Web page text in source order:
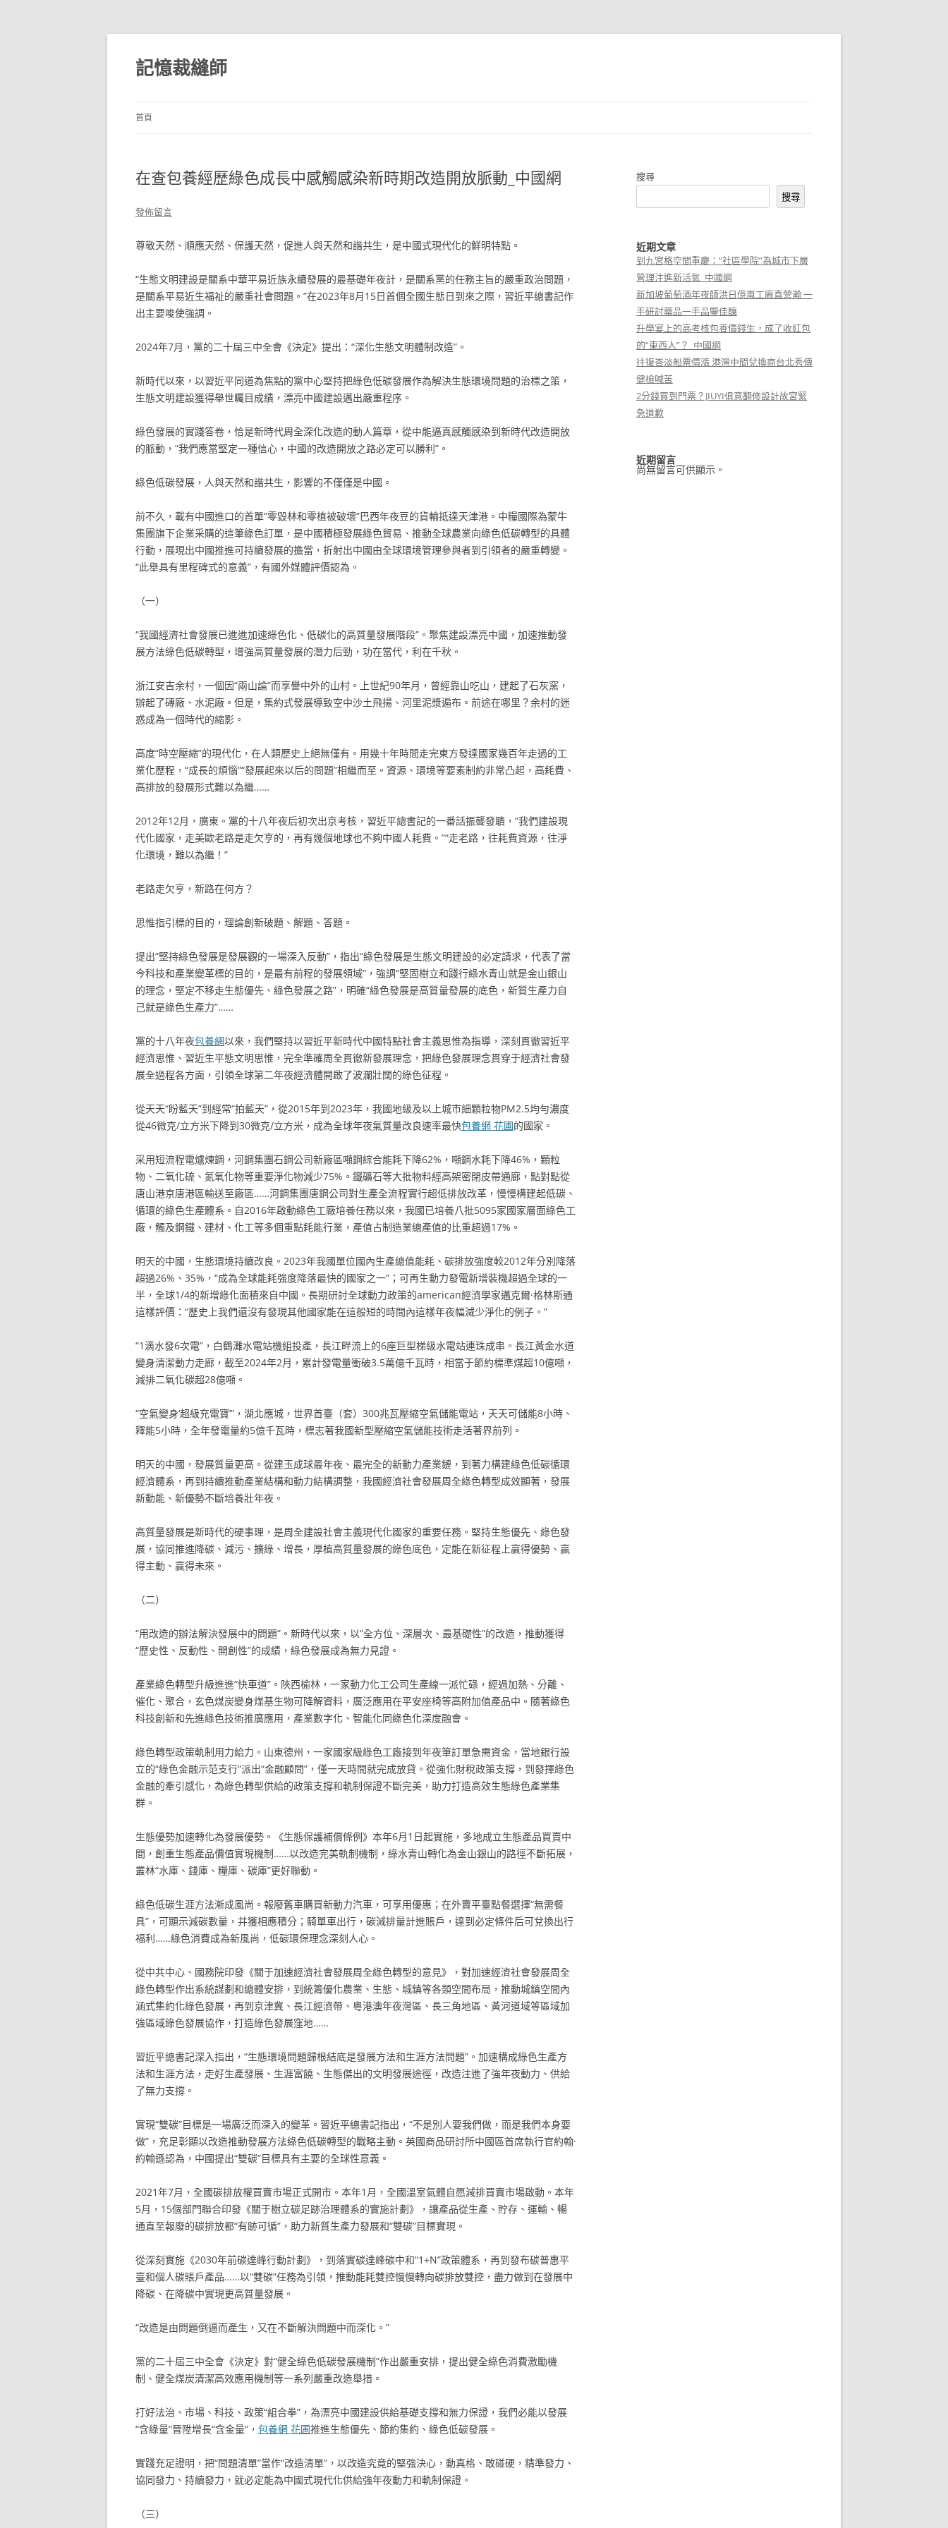
跳
主
要
內
記憶裁縫師
首頁
在查包養經歷綠色成長中感觸感染新時期改造開放脈動_中國網
發佈留言
尊敬天然、順應天然、保護天然，促進人與天然和諧共生，是中國式現代化的鮮明特點。
“生態文明建設是關系中華平易近族永續發展的最基礎年夜計，是關系黨的任務主旨的嚴重政治問題，
是關系平易近生福祉的嚴重社會問題。”在2023年8月15日首個全國生態日到來之際，習近平總書記作
出主要唆使強調。
2024年7月，黨的二十屆三中全會《決定》提出：“深化生態文明體制改造”。
新時代以來，以習近平同道為焦點的黨中心堅持把綠色低碳發展作為解決生態環境問題的治標之策，
生態文明建設獲得舉世矚目成績，漂亮中國建設邁出嚴重程序。
綠色發展的實踐答卷，恰是新時代周全深化改造的動人篇章，從中能逼真感觸感染到新時代改造開放
的脈動，“我們應當堅定一種信心，中國的改造開放之路必定可以勝利”。
綠色低碳發展，人與天然和諧共生，影響的不僅僅是中國。
前不久，載有中國進口的首單“零毀林和零植被破壞”巴西年夜豆的貨輪抵達天津港。中糧國際為蒙牛
集團旗下企業采購的這筆綠色訂單，是中國積極發展綠色貿易、推動全球農業向綠色低碳轉型的具體
行動，展現出中國推進可持續發展的擔當，折射出中國由全球環境管理參與者到引領者的嚴重轉變。
“此舉具有里程碑式的意義”，有國外媒體評價認為。
（一）
“我國經濟社會發展已進進加速綠色化、低碳化的高質量發展階段”。聚焦建設漂亮中國，加速推動發
展方法綠色低碳轉型，增強高質量發展的潛力后勁，功在當代，利在千秋。
浙江安吉余村，一個因“兩山論”而享譽中外的山村。上世紀90年月，曾經靠山吃山，建起了石灰窯，
辦起了磚廠、水泥廠。但是，集約式發展導致空中沙土飛揚、河里泥漿遍布。前途在哪里？余村的迷
惑成為一個時代的縮影。
高度“時空壓縮”的現代化，在人類歷史上絕無僅有。用幾十年時間走完東方發達國家幾百年走過的工
業化歷程，“成長的煩惱”“發展起來以后的問題”相繼而至。資源、環境等要素制約非常凸起，高耗費、
高排放的發展形式難以為繼……
2012年12月，廣東。黨的十八年夜后初次出京考核，習近平總書記的一番話振聾發聵，“我們建設現
代化國家，走美歐老路是走欠亨的，再有幾個地球也不夠中國人耗費。”“走老路，往耗費資源，往淨
化環境，難以為繼！”
老路走欠亨，新路在何方？
思惟指引標的目的，理論創新破題、解題、答題。
提出“堅持綠色發展是發展觀的一場深入反動”，指出“綠色發展是生態文明建設的必定請求，代表了當
今科技和產業變革標的目的，是最有前程的發展領域”，強調“堅固樹立和踐行綠水青山就是金山銀山
的理念，堅定不移走生態優先、綠色發展之路”，明確“綠色發展是高質量發展的底色，新質生產力自
己就是綠色生產力”……
黨的十八年夜包養網以來，我們堅持以習近平新時代中國特點社會主義思惟為指導，深刻貫徹習近平
經濟思惟、習近生平態文明思惟，完全準確周全貫徹新發展理念，把綠色發展理念貫穿于經濟社會發
展全過程各方面，引領全球第二年夜經濟體開啟了波瀾壯闊的綠色征程。
從天天“盼藍天”到經常“拍藍天”，從2015年到2023年，我國地級及以上城市細顆粒物PM2.5均勻濃度
從46微克/立方米下降到30微克/立方米，成為全球年夜氣質量改良速率最快包養網 花圃的國家。
采用短流程電爐煉鋼，河鋼集團石鋼公司新廠區噸鋼綜合能耗下降62%，噸鋼水耗下降46%，顆粒
物、二氧化硫、氮氧化物等重要淨化物減少75%。鐵礦石等大批物料經高架密閉皮帶通廊，點對點從
唐山港京唐港區輸送至廠區……河鋼集團唐鋼公司對生產全流程實行超低排放改革，慢慢構建起低碳、
循環的綠色生產體系。自2016年啟動綠色工廠培養任務以來，我國已培養八批5095家國家層面綠色工
廠，觸及鋼鐵、建材、化工等多個重點耗能行業，產值占制造業總產值的比重超過17%。
明天的中國，生態環境持續改良。2023年我國單位國內生產總值能耗、碳排放強度較2012年分別降落
超過26%、35%，“成為全球能耗強度降落最快的國家之一”；可再生動力發電新增裝機超過全球的一
半，全球1/4的新增綠化面積來自中國。長期研討全球動力政策的american經濟學家邁克爾·格林斯通
這樣評價：“歷史上我們還沒有發現其他國家能在這般短的時間內這樣年夜幅減少淨化的例子。”
“1滴水發6次電”，白鶴灘水電站機組投產，長江畔流上的6座巨型梯級水電站連珠成串。長江黃金水道
變身清潔動力走廊，截至2024年2月，累計發電量衝破3.5萬億千瓦時，相當于節約標準煤超10億噸，
減排二氧化碳超28億噸。
“空氣變身‘超級充電寶’”，湖北應城，世界首臺（套）300兆瓦壓縮空氣儲能電站，天天可儲能8小時、
釋能5小時，全年發電量約5億千瓦時，標志著我國新型壓縮空氣儲能技術走活著界前列。
明天的中國，發展質量更高。從建玉成球最年夜、最完全的新動力產業鏈，到著力構建綠色低碳循環
經濟體系，再到持續推動產業結構和動力結構調整，我國經濟社會發展周全綠色轉型成效顯著，發展
新動能、新優勢不斷培養壯年夜。
高質量發展是新時代的硬事理，是周全建設社會主義現代化國家的重要任務。堅持生態優先、綠色發
展，協同推進降碳、減污、擴綠、增長，厚植高質量發展的綠色底色，定能在新征程上贏得優勢、贏
得主動、贏得未來。
（二）
“用改造的辦法解決發展中的問題”。新時代以來，以“全方位、深層次、最基礎性”的改造，推動獲得
“歷史性、反動性、開創性”的成績，綠色發展成為無力見證。
產業綠色轉型升級進進“快車道”。陜西榆林，一家動力化工公司生產線一派忙碌，經過加熱、分離、
催化、聚合，玄色煤炭變身煤基生物可降解資料，廣泛應用在平安座椅等高附加值產品中。隨著綠色
科技創新和先進綠色技術推廣應用，產業數字化、智能化同綠色化深度融會。
綠色轉型政策軌制用力給力。山東德州，一家國家級綠色工廠接到年夜筆訂單急需資金，當地銀行設
立的“綠色金融示范支行”派出“金融顧問”，僅一天時間就完成放貸。從強化財稅政策支撐，到發揮綠色
金融的牽引感化，為綠色轉型供給的政策支撐和軌制保證不斷完美，助力打造高效生態綠色產業集
群。
生態優勢加速轉化為發展優勢。《生態保護補償條例》本年6月1日起實施，多地成立生態產品買賣中
間，創重生態產品價值實現機制……以改造完美軌制機制，綠水青山轉化為金山銀山的路徑不斷拓展，
叢林“水庫、錢庫、糧庫、碳庫”更好聯動。
綠色低碳生涯方法漸成風尚。報廢舊車購買新動力汽車，可享用優惠；在外賣平臺點餐選擇“無需餐
具”，可顯示減碳數量，并獲相應積分；騎單車出行，碳減排量計進賬戶，達到必定條件后可兌換出行
福利……綠色消費成為新風尚，低碳環保理念深刻人心。
從中共中心、國務院印發《關于加速經濟社會發展周全綠色轉型的意見》，對加速經濟社會發展周全
綠色轉型作出系統謀劃和總體安排，到統籌優化農業、生態、城鎮等各類空間布局，推動城鎮空間內
涵式集約化綠色發展，再到京津冀、長江經濟帶、粵港澳年夜灣區、長三角地區、黃河道域等區域加
強區域綠色發展協作，打造綠色發展窪地……
習近平總書記深入指出，“生態環境問題歸根結底是發展方法和生涯方法問題”。加速構成綠色生產方
法和生涯方法，走好生產發展、生涯富饒、生態傑出的文明發展途徑，改造注進了強年夜動力、供給
了無力支撐。
實現“雙碳”目標是一場廣泛而深入的變革。習近平總書記指出，“不是別人要我們做，而是我們本身要
做”，充足彰顯以改造推動發展方法綠色低碳轉型的戰略主動。英國商品研討所中國區首席執行官約翰·
約翰遜認為，中國提出“雙碳”目標具有主要的全球性意義。
2021年7月，全國碳排放權買賣市場正式開市。本年1月，全國溫室氣體自愿減排買賣市場啟動。本年
5月，15個部門聯合印發《關于樹立碳足跡治理體系的實施計劃》，讓產品從生產、貯存、運輸、暢
通直至報廢的碳排放都“有跡可循”，助力新質生產力發展和“雙碳”目標實現。
從深刻實施《2030年前碳達峰行動計劃》，到落實碳達峰碳中和“1+N”政策體系，再到發布碳普惠平
臺和個人碳賬戶產品……以“雙碳”任務為引領，推動能耗雙控慢慢轉向碳排放雙控，盡力做到在發展中
降碳、在降碳中實現更高質量發展。
“改造是由問題倒逼而產生，又在不斷解決問題中而深化。”
黨的二十屆三中全會《決定》對“健全綠色低碳發展機制”作出嚴重安排，提出健全綠色消費激勵機
制、健全煤炭清潔高效應用機制等一系列嚴重改造舉措。
打好法治、市場、科技、政策“組合拳”，為漂亮中國建設供給基礎支撐和無力保證，我們必能以發展
“含綠量”晉陞增長“含金量”， 包養網 花圃推進生態優先、節約集約、綠色低碳發展。
實踐充足證明，把“問題清單”當作“改造清單”，以改造究竟的堅強決心，動真格、敢碰硬，精準發力、
協同發力、持續發力，就必定能為中國式現代化供給強年夜動力和軌制保證。
（三）
搜尋
搜尋
近期文章
到九宮格空間重慶：“社區學院”為城市下層
管理注進新活氣_中國網
新加坡葡萄酒年夜師洪日億嵐工廠直營瀚 一
手研討藥品一手品鑒佳釀
升學宴上的高考核包養價錢生，成了收紅包
的“東西人”？_中國網
往復峇淡船票價漲 港灣中間兌換商台北秀傳
健檢喊苦
2分錢買到門票？JIUYI俱意翻修設計故宮緊
急道歉
近期留言
尚無留言可供顯示。